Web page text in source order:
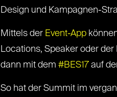
Design und Kampagnen-
Mittels der Event-App
Locations, Speaker oder der
dann mit dem #BES17auf
So hat der Summit im